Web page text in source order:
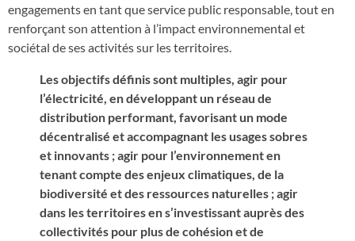
engagements en tant que service public responsable, tout en
renforçant son attention à l’impact environnemental et
sociétal de ses activités sur les territoires.
Les objectifs définis sont multiples, agir pour
l’électricité, en développant un réseau de
distribution performant, favorisant un mode
décentralisé et accompagnant les usages sobres
et innovants ; agir pour l’environnement en
tenant compte des enjeux climatiques, de la
biodiversité et des ressources naturelles ; agir
dans les territoires en s’investissant auprès des
collectivités pour plus de cohésion et de